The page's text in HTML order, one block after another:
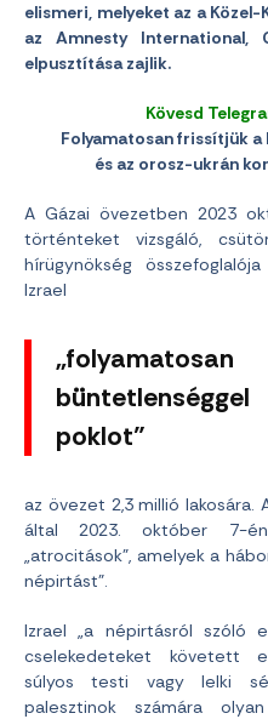
elismeri, melyeket az a
az Amnesty International,
elpusztítása zajlik.
Kövesd
Folyamatosan frissítjük
és az orosz-ukrán
A Gázai övezetben 2023
történteket vizsgáló,
hírügynökség
Izrael
poklot”
az övezet 2,3 millió lakosára.
által 2023. október 7-
„atrocitások”, amelyek a
népirtást”.
Izrael „a népirtásról szóló
cselekedeteket követett
súlyos testi vagy lelki
palesztinok számára